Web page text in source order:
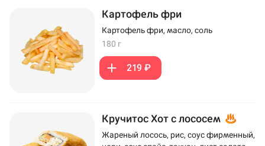
Картофель фри
Картофель фри, масло, соль
180 г
219 ₽
Кручитос Хот с лососем
Жареный лосось, рис, соус фирменный,